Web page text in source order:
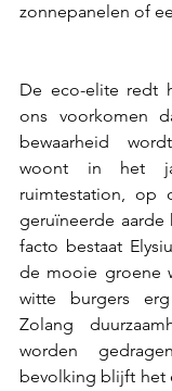
zonnepanelen of
De eco-elite redt
ons voorkomen
bewaarheid
woont in het
ruimtestation, op
geruïneerde aarde
facto bestaat
de mooie groene
witte burgers erg
Zolang
worden
bevolking blijft het